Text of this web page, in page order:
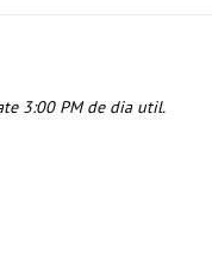
3:00 PM de dia util.